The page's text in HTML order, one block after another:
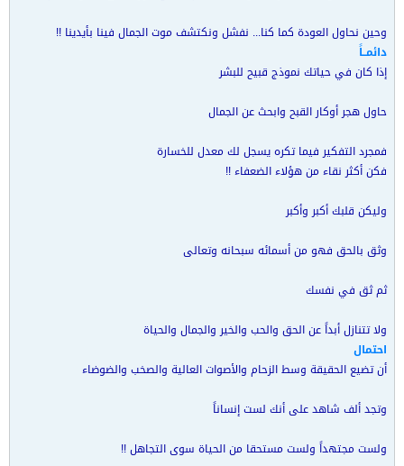
وحين نحاول العودة كما كنا... نفشل ونكتشف موت الجمال فينا بأيدينا !!
دائمــاً
إذا كان في حياتك نموذج قبيح للبشر
حاول هجر أوكار القبح وابحث عن الجمال
فمجرد التفكير فيما تكره يسجل لك معدل للخسارة
فكن أكثر نقاء من هؤلاء الضعفاء !!
وليكن قلبك أكبر وأكبر
وثق بالحق فهو من أسمائه سبحانه وتعالى
ثم ثق في نفسك
ولا تتنازل أبداً عن الحق والحب والخير والجمال والحياة
احتمال
أن تضيع الحقيقة وسط الزحام والأصوات العالية والصخب والضوضاء
وتجد ألف شاهد على أنك لست إنساناً
ولست مجتهداً ولست مستحقا من الحياة سوى التجاهل !!